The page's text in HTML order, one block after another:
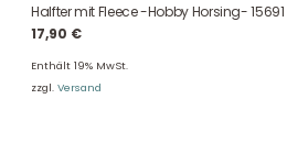
Halfter mit Fleece -Hobby Horsing- 15691
17,90 €
Enthält 19% MwSt.
zzgl. Versand